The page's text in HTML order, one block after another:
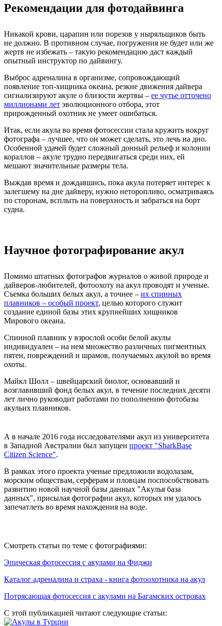
Рекомендации для фотодайвинга
Никакой крови, царапин или порезов у ныряльщиков быть
не должно. В противном случае, погружения не будет или же
жертв не избежать – такую рекомендацию даст каждый
опытный инструктор по дайвингу.
Выброс адреналина в организме, сопровождающий
появление топ-хищника океана, резкие движения дайвера
сигнализируют акуле о близости жертвы – ее чутье отточено
миллионами лет эволюционного отбора, этот
прирожденный охотник не умеет ошибаться.
Итак, если акула во время фотосессии стала кружить вокруг
фотографа – лучшее, что он может сделать, это лечь на дно.
Особенной удачей будет сложный донный рельеф и колонии
кораллов – акуле трудно передвигаться среди них, ей
мешают значительные размеры тела.
Выждав время и дождавшись, пока акула потеряет интерес к
залегшему на дне дайверу, нужно неторопливо, осматриваясь
по сторонам, всплыть на поверхность и забраться на борт
судна.
Научное фотографирование акул
Помимо штатных фотографов журналов о живой природе и
дайверов-любителей, фотоохоту на акул проводят и ученые.
Съемка больших белых акул, а точнее – их спинных
плавников – особый проект, целью которого служит
создание единой базы этих крупнейших хищников
Мирового океана.
Спинной плавник у взрослой особи белой акулы
индивидуален – на нем множество различных пигментных
пятен, повреждений и шрамов, получаемых акулой во время
охоты.
Майкл Шолл – швейцарский биолог, основавший и
возглавивший фонд белых акул, в течение последних десяти
лет лично руководит работами по пополнению фотобазы
акульих плавников.
А в начале 2016 года исследователями акул из университета
в Западной Австралии был запущен проект "SharkBase
Citizen Science".
В рамках этого проекта ученые предложили водолазам,
морским обществам, серферам и пловцам поспособствовать
развитию новой научной базы данных "Акулья база
данных", присылая фотографии акул, которых им удалось
запечатлеть во время нахождения на воде.
Смотреть статьи по теме с фотографиями:
Эпическая фотосессия с акулами на Фиджи
Каталог адреналина и страха - книга фотоохотника на акул
Потрясающая фотосессия с акулами на Багамских островах
С этой публикацией читают следующие статьи: